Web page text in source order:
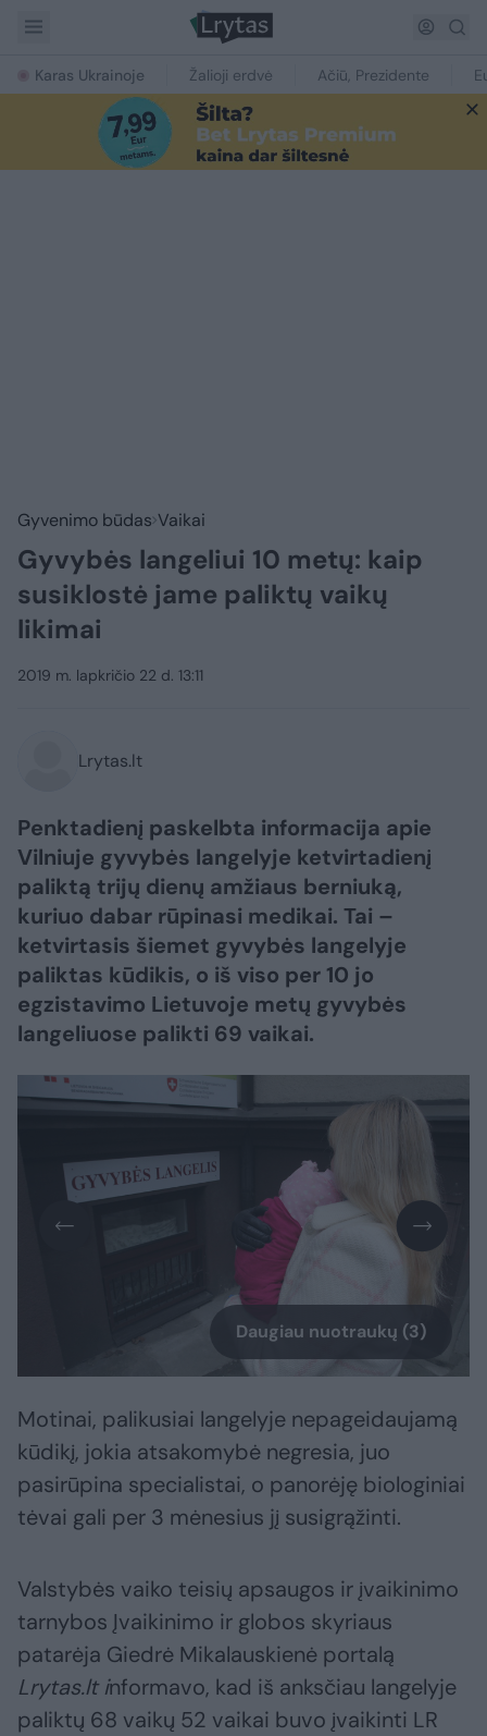
Karas Ukrainoje Žalioji erdvė Ačiū, Prezidente
Gyvenimo būdas Vaikai
Gyvybės langeliui 10 metų: kaip
susiklostė jame paliktų vaikų
likimai
2019 m. lapkričio 22 d. 13:11
Lrytas.lt
Penktadienį paskelbta informacija apie
Vilniuje gyvybės langelyje ketvirtadienį
paliktą trijų dienų amžiaus berniuką,
kuriuo dabar rūpinasi medikai. Tai –
ketvirtasis šiemet gyvybės langelyje
paliktas kūdikis, o iš viso per 10 jo
egzistavimo Lietuvoje metų gyvybės
langeliuose palikti 69 vaikai.
Daugiau nuotraukų (3)
Motinai, palikusiai langelyje nepageidaujamą
kūdikį, jokia atsakomybė negresia, juo
pasirūpina specialistai, o panorėję biologiniai
tėvai gali per 3 mėnesius jį susigrąžinti.
Valstybės vaiko teisių apsaugos ir įvaikinimo
tarnybos Įvaikinimo ir globos skyriaus
patarėja Giedrė Mikalauskienė portalą
Lrytas.lt informavo, kad iš anksčiau langelyje
paliktų 68 vaikų 52 vaikai buvo įvaikinti LR